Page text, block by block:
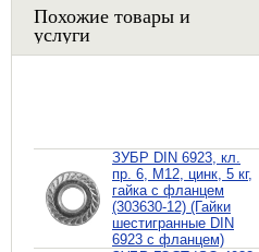
Похожие товары и
услуги
ЗУБР DIN 6923, кл.
пр. 6, M12, цинк, 5 кг,
гайка с фланцем
(303630-12) (Гайки
шестигранные DIN
6923 с фланцем)